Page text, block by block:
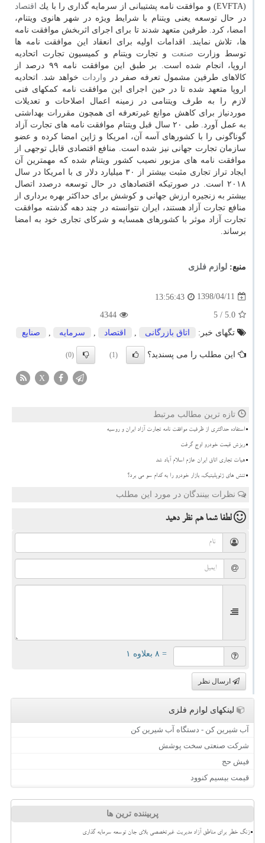
(EVFTA) و موافقت نامه پشتیبانی از سرمایه گذاری را با یك
اقتصاد
در حال توسعه یعنی ویتنام با شرایط ویژه در شهر هانوی ویتنام،
امضا، كرد. طرفین متعهد شدند تا برای اجرای اثربخش موافقت نامه
ها، تلاش نمایند. اقدامات اولیه برای انعقاد این موافقت نامه ها
توسط وزارت صنعت و تجارت ویتنام و كمیسیون تجارت اتحادیه
اروپا، انجام شده است. بر طبق این موافقت نامه ۹۹ درصد از
كالاهای طرفین مشمول تعرفه صفر در واردات خواهد شد. اتحادیه
اروپا متعهد شده تا در حین اجرای این موافقت نامه كمكهای فنی
لازم را به طرف ویتنامی در زمینه اعمال اصلاحات و تعدیلات
موردنیاز برای كاهش موانع غیرتعرفه ای همچون مقررات بهداشتی
به عمل آورد. طی ۲۰ سال قبل ویتنام موافقت نامه های تجارت آزاد
گوناگونی را با كشورهای آسه آن، امریكا و ژاپن امضا كرده و عضو
سازمان تجارت جهانی نیز شده است. منافع اقتصادی قابل توجهی از
موافقت نامه های مزبور نصیب كشور ویتنام شده كه مهمترین آن
ایجاد تراز تجاری مثبت بیشتر از ۳۰ میلیارد دلار ی با امریكا در سال
۲۰۱۸ است. در صورتیكه اقتصادهای در حال توسعه درصدد اتصال
بیشتر به زنجیره ارزش جهانی و كوشش برای حداكثر بهره برداری از
منافع تجارت آزاد هستند، ایران نتوانسته در چند دهه گذشته موافقت
تجارت آزاد موثر با كشورهای همسایه و شركای تجاری خود به امضا
برساند.
منبع: لوازم فلزی
1398/04/11
13:56:43
5.0
/ 5
4344
تگهای خبر:
اتاق بازرگانی , اقتصاد , سرمایه , صنایع
این مطلب را می پسندید؟ (1)
(0)
X
تازه ترین مطالب مرتبط
استفاده حداکثری از ظرفیت موافقت نامه تجارت آزاد ایران و روسیه
ریزش قیمت خودرو اوج گرفت
هیات تجاری اتاق ایران عازم اسلام آباد شد
تنش های ژئوپلیتیک، بازار خودرو را به کدام سو می برد؟
نظرات بینندگان در مورد این مطلب
لطفا شما همنظر دهید
= ۸ بعلاوه ۱
ارسال نظر
لینکهای لوازم فلزی
آب شیرین کن - دستگاه آب شیرین کن
شرکت صنعتی سخت پوشش
فیش حج
قیمت بیسیم کنوود
پربیننده ترین ها
زنگ خطر برای مناطق آزاد مدیریت غیرتخصصی بلای جان توسعه سرمایه گذاری